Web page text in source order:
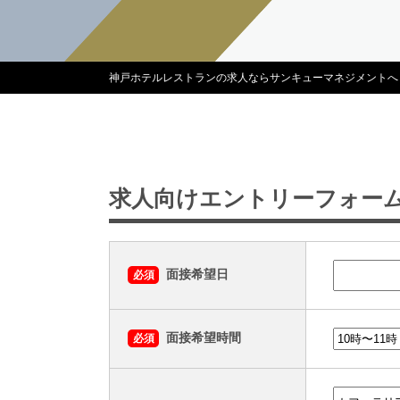
神戸ホテルレストランの求人ならサンキューマネジメントへ
求人向けエントリーフォー
必須 面接希望日
必須 面接希望時間